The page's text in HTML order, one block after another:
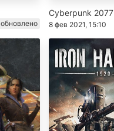
обновлено
Cyberpunk 2077
8 фев 2021, 15:10